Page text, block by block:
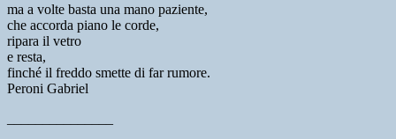
ma a volte basta una mano paziente,
che accorda piano le corde,
ripara il vetro
e resta,
finché il freddo smette di far rumore.
Peroni Gabriel